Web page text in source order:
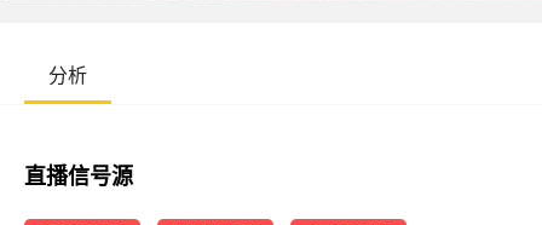
分析
直播信号源